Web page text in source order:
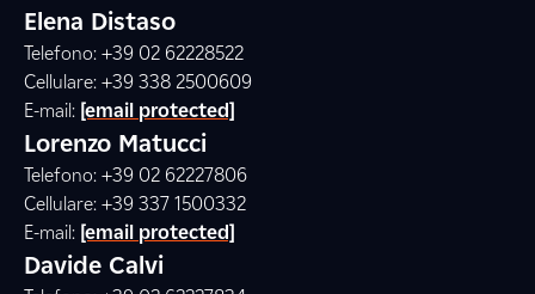
Elena Distaso
Telefono: +39 02 62228522
Cellulare: +39 338 2500609
E-mail: [email protected]
Lorenzo Matucci
Telefono: +39 02 62227806
Cellulare: +39 337 1500332
E-mail: [email protected]
Davide Calvi